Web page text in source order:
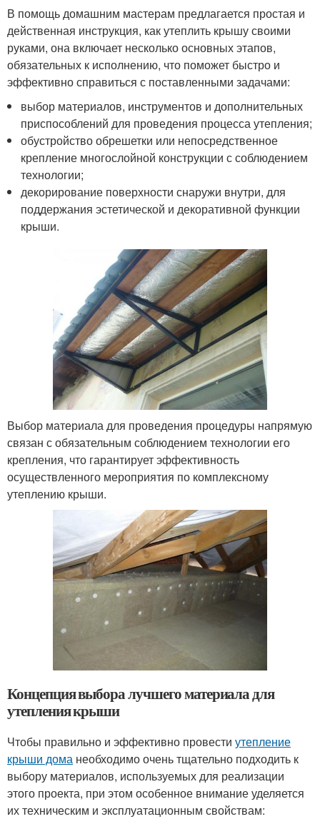
В помощь домашним мастерам предлагается простая и
действенная инструкция, как утеплить крышу своими
руками, она включает несколько основных этапов,
обязательных к исполнению, что поможет быстро и
эффективно справиться с поставленными задачами:
выбор материалов, инструментов и дополнительных
приспособлений для проведения процесса утепления;
обустройство обрешетки или непосредственное
крепление многослойной конструкции с соблюдением
технологии;
декорирование поверхности снаружи внутри, для
поддержания эстетической и декоративной функции
крыши.
Выбор материала для проведения процедуры напрямую
связан с обязательным соблюдением технологии его
крепления, что гарантирует эффективность
осуществленного мероприятия по комплексному
утеплению крыши.
Концепция выбора лучшего материала для
утепления крыши
Чтобы правильно и эффективно провести утепление
крыши дома необходимо очень тщательно подходить к
выбору материалов, используемых для реализации
этого проекта, при этом особенное внимание уделяется
их техническим и эксплуатационным свойствам: